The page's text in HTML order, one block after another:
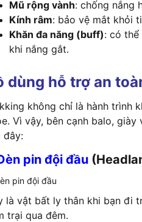
Mũ rộng vành: chống nắng
Kính râm: bảo vệ mắt khỏi
Khăn đa năng (buff): có thể
khi nắng gắt.
dùng hỗ trợ an
không chỉ là hành trình
Vì vậy, bên cạnh balo,
đây:
pin đội đầu
là vật bất ly thân khi bạn đi
trại qua đêm.